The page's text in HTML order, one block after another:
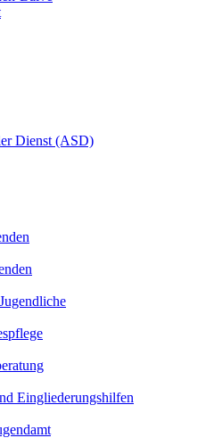
Dienst (ASD)
Eingliederungshilfen